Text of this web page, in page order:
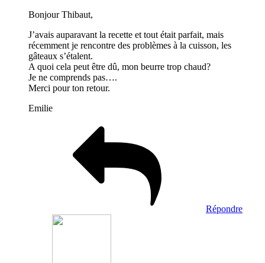
Bonjour Thibaut,
J’avais auparavant la recette et tout était parfait, mais
récemment je rencontre des problèmes à la cuisson, les
gâteaux s’étalent.
A quoi cela peut être dû, mon beurre trop chaud?
Je ne comprends pas….
Merci pour ton retour.
Emilie
Répondre